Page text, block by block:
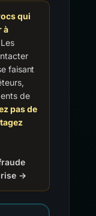
qui
à
Les
faisant
de
pas de
→